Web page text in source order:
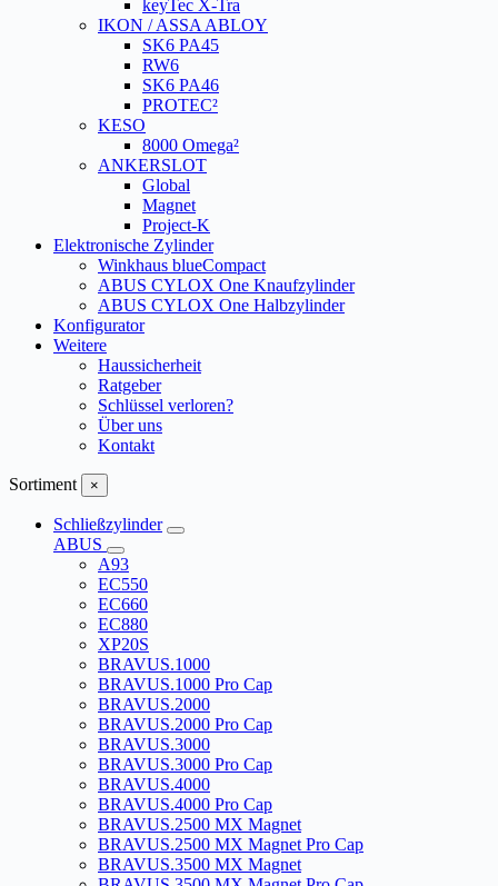
keyTec X-Tra
IKON / ASSA ABLOY
SK6 PA45
RW6
SK6 PA46
PROTEC²
KESO
8000 Omega²
ANKERSLOT
Global
Magnet
Project-K
Elektronische Zylinder
Winkhaus blueCompact
ABUS CYLOX One Knaufzylinder
ABUS CYLOX One Halbzylinder
Konfigurator
Weitere
Haussicherheit
Ratgeber
Schlüssel verloren?
Über uns
Kontakt
Sortiment ×
Schließzylinder
ABUS
A93
EC550
EC660
EC880
XP20S
BRAVUS.1000
BRAVUS.1000 Pro Cap
BRAVUS.2000
BRAVUS.2000 Pro Cap
BRAVUS.3000
BRAVUS.3000 Pro Cap
BRAVUS.4000
BRAVUS.4000 Pro Cap
BRAVUS.2500 MX Magnet
BRAVUS.2500 MX Magnet Pro Cap
BRAVUS.3500 MX Magnet